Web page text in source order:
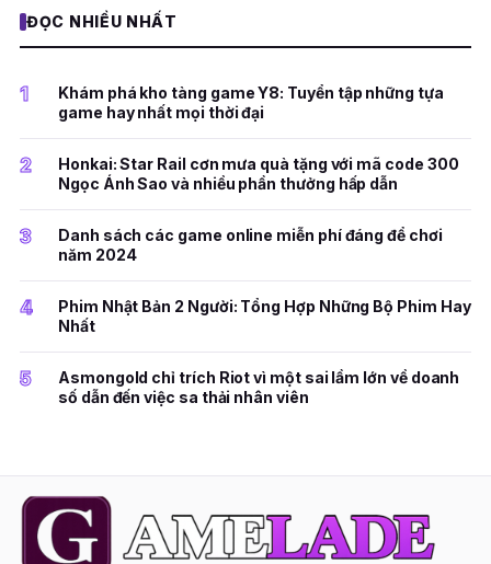
ĐỌC NHIỀU NHẤT
1
Khám phá kho tàng game Y8: Tuyển tập những tựa
game hay nhất mọi thời đại
2
Honkai: Star Rail cơn mưa quà tặng với mã code 300
Ngọc Ánh Sao và nhiều phần thưởng hấp dẫn
3
Danh sách các game online miễn phí đáng để chơi
năm 2024
4
Phim Nhật Bản 2 Người: Tổng Hợp Những Bộ Phim Hay
Nhất
5
Asmongold chỉ trích Riot vì một sai lầm lớn về doanh
số dẫn đến việc sa thải nhân viên